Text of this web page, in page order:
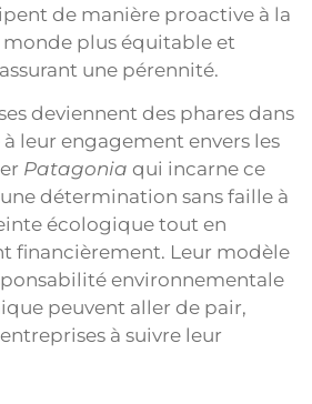
de manière proactive à la
plus équitable et
une pérennité.
deviennent des phares dans
leur engagement envers les
Patagonia qui incarne ce
détermination sans faille à
écologique tout en
financièrement. Leur modèle
environnementale
peuvent aller de pair,
à suivre leur